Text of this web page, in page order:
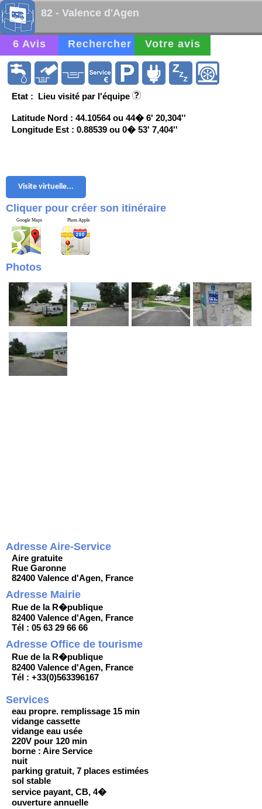
82 - Valence d'Agen
6 Avis Rechercher Votre avis
Etat : Lieu visité par l'équipe
Latitude Nord : 44.10564 ou 44� 6' 20,304''
Longitude Est : 0.88539 ou 0� 53' 7,404''
Visite virtuelle...
Cliquer pour créer son itinéraire
Google Maps Plans Apple
Photos
Adresse Aire-Service
Aire gratuite
Rue Garonne
82400 Valence d'Agen, France
Adresse Mairie
Rue de la R�publique
82400 Valence d'Agen, France
Tél : 05 63 29 66 66
Adresse Office de tourisme
Rue de la R�publique
82400 Valence d'Agen, France
Tél : +33(0)563396167
Services
eau propre. remplissage 15 min
vidange cassette
vidange eau usée
220V pour 120 min
borne : Aire Service
nuit
parking gratuit, 7 places estimées
sol stable
service payant, CB, 4�
ouverture annuelle